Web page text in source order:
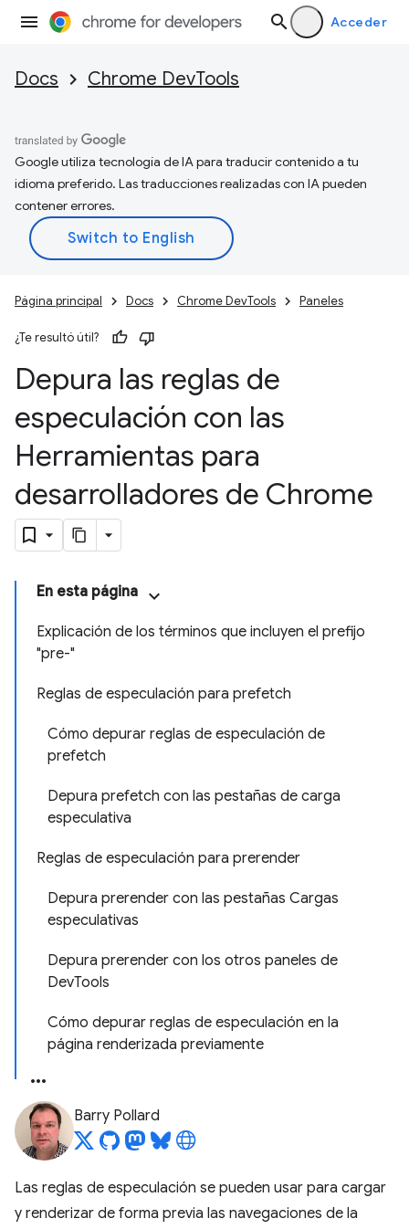
Acceder
Docs Chrome DevTools
Google utiliza tecnología de IA para traducir contenido a tu
idioma preferido. Las traducciones realizadas con IA pueden
contener errores.
Página principal Docs Chrome DevTools Paneles
¿Te resultó útil?
Depura las reglas de
especulación con las
Herramientas para
desarrolladores de Chrome
En esta página
Explicación de los términos que incluyen el prefijo
"pre-"
Reglas de especulación para prefetch
Cómo depurar reglas de especulación de
prefetch
Depura prefetch con las pestañas de carga
especulativa
Reglas de especulación para prerender
Depura prerender con las pestañas Cargas
especulativas
Depura prerender con los otros paneles de
DevTools
Cómo depurar reglas de especulación en la
página renderizada previamente
Barry Pollard
Las reglas de especulación se pueden usar para cargar
y renderizar de forma previa las navegaciones de la